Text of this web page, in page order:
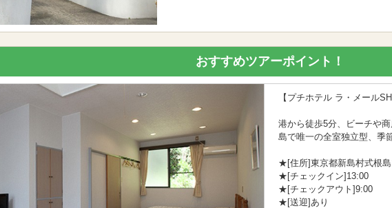
おすすめツアーポイント！
【プチホテル ラ・メール
港から徒歩5分、ビーチや
島で唯一の全室独立型、季
★[住所]東京都新島村式根島
★[チェックイン]13:00
★[チェックアウト]9:00
★[送迎]あり